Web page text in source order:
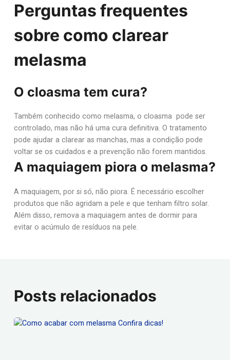
Perguntas frequentes
sobre como clarear
melasma
O cloasma tem cura?
Também conhecido como melasma, o cloasma pode ser
controlado, mas não há uma cura definitiva. O tratamento
pode ajudar a clarear as manchas, mas a condição pode
voltar se os cuidados e a prevenção não forem mantidos.
A maquiagem piora o melasma?
A maquiagem, por si só, não piora. É necessário escolher
produtos que não agridam a pele e que tenham filtro solar.
Além disso, remova a maquiagem antes de dormir para
evitar o acúmulo de resíduos na pele.
Posts relacionados